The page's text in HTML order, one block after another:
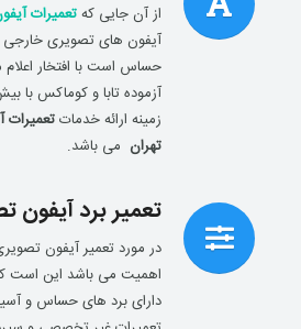
از آن جایی کهتعمیرات
آیفون های تصویری
حساس است با افتخار اعلام
آزموده تابا و کوماکس با
زمینه ارائه خدماتتعمیرات
تهران می باشد.
تعمیر برد آیفون
در مورد تعمیر آیفون
اهمیت می باشد این است
دارای برد های حساس و